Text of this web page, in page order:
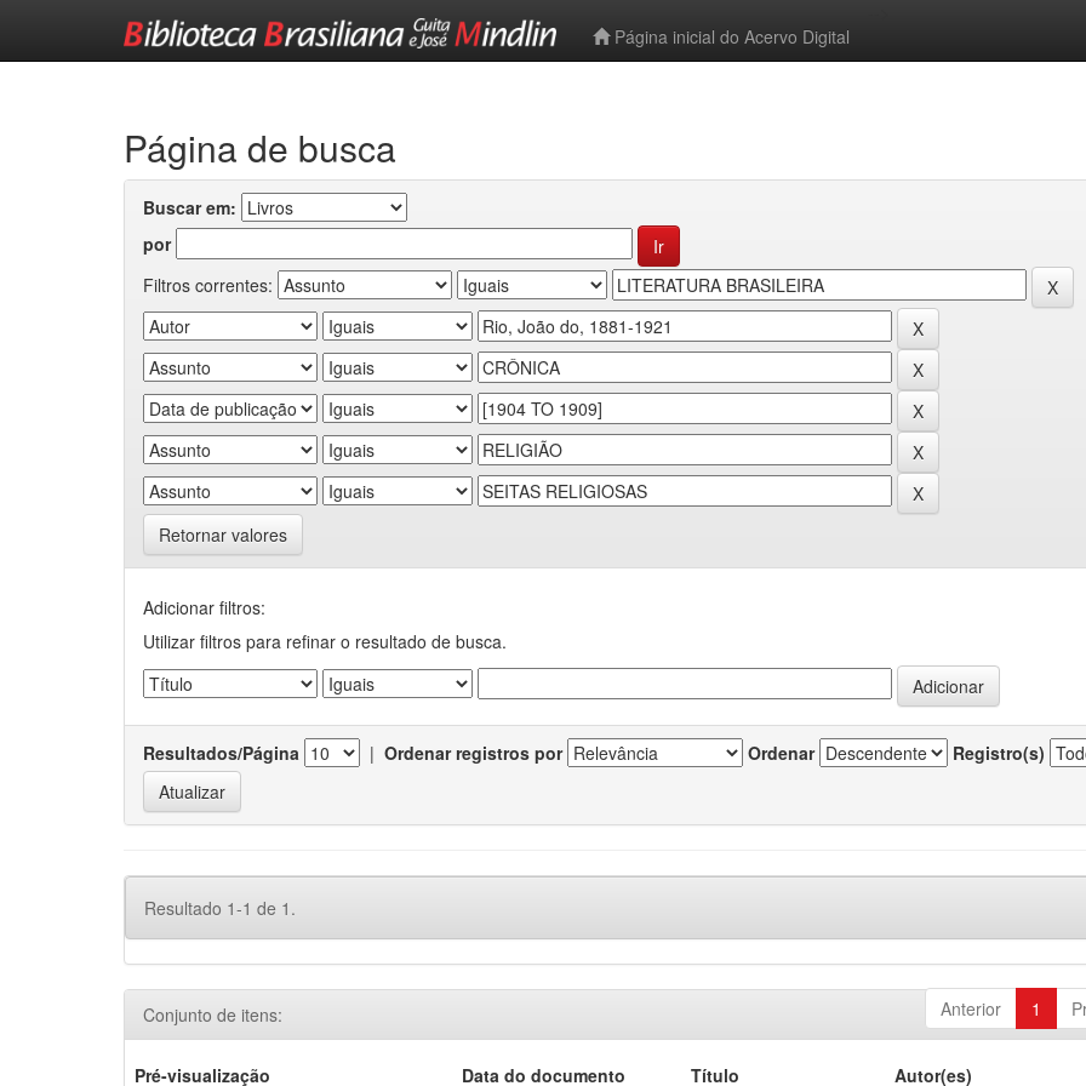
Página inicial do Acervo Digital
Página de busca
Buscar em:
por
Filtros correntes:
Retornar valores
Adicionar filtros:
Utilizar filtros para refinar o resultado de busca.
Resultados/Página | Ordenar registros por Ordenar Registro(s)
Resultado 1-1 de 1.
Anterior 1
Conjunto de itens:
Pré-visualização Data do documento Título Autor(es)